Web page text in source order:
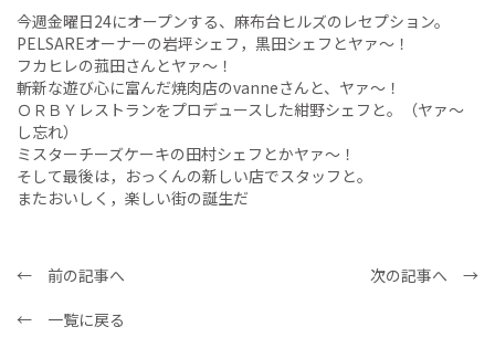
今週金曜日24にオープンする、麻布台ヒルズのレセプション。
PELSAREオーナーの岩坪シェフ，黒田シェフとヤァ〜！
フカヒレの菰田さんとヤァ〜！
斬新な遊び心に富んだ焼肉店のvanneさんと、ヤァ〜！
ＯＲＢＹレストランをプロデュースした紺野シェフと。（ヤァ〜
し忘れ）
ミスターチーズケーキの田村シェフとかヤァ〜！
そして最後は，おっくんの新しい店でスタッフと。
またおいしく，楽しい街の誕生だ
← 前の記事へ
次の記事へ →
← 一覧に戻る